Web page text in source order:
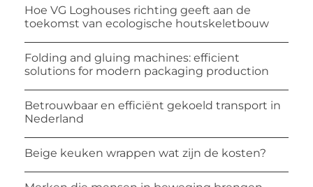
Hoe VG Loghouses richting geeft aan de
toekomst van ecologische houtskeletbouw
Folding and gluing machines: efficient
solutions for modern packaging production
Betrouwbaar en efficiënt gekoeld transport in
Nederland
Beige keuken wrappen wat zijn de kosten?